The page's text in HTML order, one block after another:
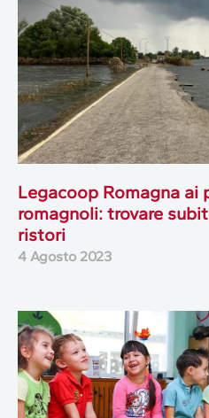
Legacoop Romagna ai
romagnoli: trovare
ristori
4 Agosto 2023